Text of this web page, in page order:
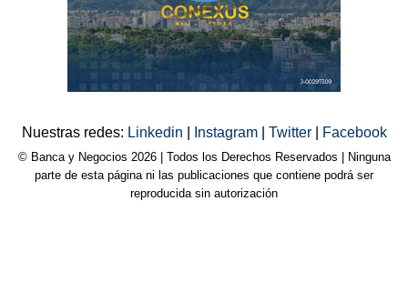
Nuestras redes: Linkedin Instagram Twitter Facebook
© Banca y Negocios 2026 | Todos los Derechos Reservados | Ninguna
parte de esta página ni las publicaciones que contiene podrá ser
reproducida sin autorización